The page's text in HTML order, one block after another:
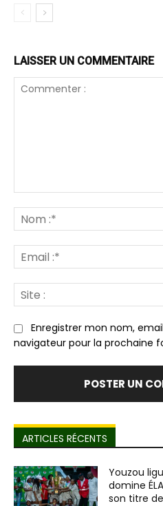
LAISSER UN COMMENTAIRE
Enregistrer mon nom,
navigateur pour la prochaine
ARTICLES RÉCENTS
Youzou
domine
son titre